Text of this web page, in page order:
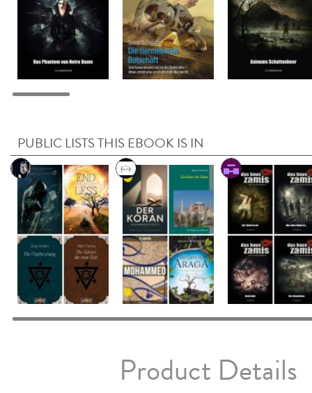
PUBLIC LISTS THIS EBOOK IS IN
Product Details